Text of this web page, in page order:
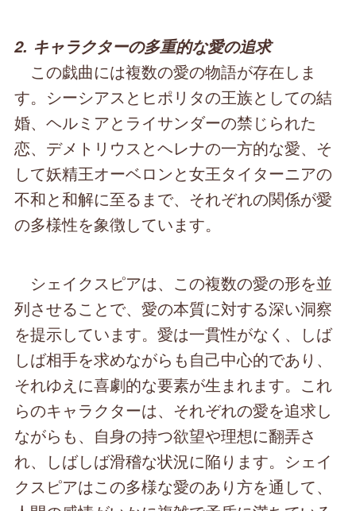
2. キャラクターの多重的な愛の追求
この戯曲には複数の愛の物語が存在しま
す。シーシアスとヒポリタの王族としての結
婚、ヘルミアとライサンダーの禁じられた
恋、デメトリウスとヘレナの一方的な愛、そ
して妖精王オーベロンと女王タイターニアの
不和と和解に至るまで、それぞれの関係が愛
の多様性を象徴しています。
シェイクスピアは、この複数の愛の形を並
列させることで、愛の本質に対する深い洞察
を提示しています。愛は一貫性がなく、しば
しば相手を求めながらも自己中心的であり、
それゆえに喜劇的な要素が生まれます。これ
らのキャラクターは、それぞれの愛を追求し
ながらも、自身の持つ欲望や理想に翻弄さ
れ、しばしば滑稽な状況に陥ります。シェイ
クスピアはこの多様な愛のあり方を通して、